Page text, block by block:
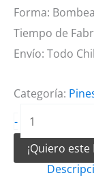
Forma:
Tiempo de
Envío: Todo
Categoría:
-
Dorados
con
Forma
¡Quiero